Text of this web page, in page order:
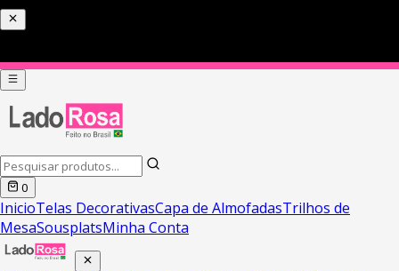
0
InicioTelas DecorativasCapa de AlmofadasTrilhos de
MesaSousplatsMinha Conta